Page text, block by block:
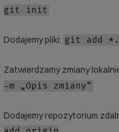
git init
Dodajemy pliki: git add
Zatwierdzamy zmiany
-m „Opis zmiany”
Dodajemy repozytorium